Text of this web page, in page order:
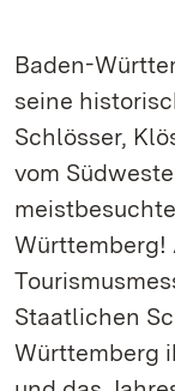
Baden-
seine
Schlösser,
vom
Württemberg!
Staatlichen
Württemberg